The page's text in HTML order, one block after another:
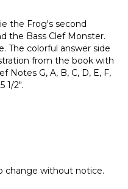
the Frog's second
the Bass Clef Monster.
The colorful answer side
from the book with
Notes G, A, B, C, D, E, F,
1/2″.
change without notice.